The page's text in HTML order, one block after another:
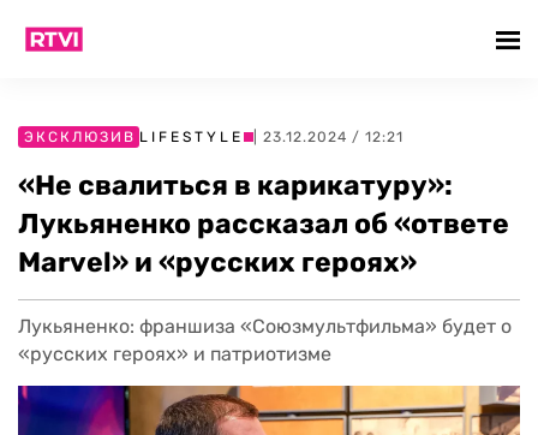
ЭКСКЛЮЗИВ LIFESTYLE | 23.12.2024 / 12:21
«Не свалиться в карикатуру»:
Лукьяненко рассказал об «ответе
Marvel» и «русских героях»
Лукьяненко: франшиза «Союзмультфильма» будет о
«русских героях» и патриотизме